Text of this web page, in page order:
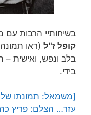
בשיחותיי הרבות
קופל ז"ל (ראו
בלב ונפש, ואישית –
בידי.
[משמאל: תמונתו
עזר… הצלם: פריץ